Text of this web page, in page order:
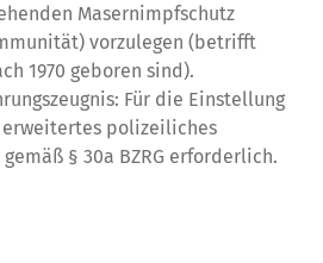
Masernimpfschutz
vorzulegen (betrifft
1970 geboren sind).
Für die Einstellung
polizeiliches
gemäß § 30a BZRG erforderlich.